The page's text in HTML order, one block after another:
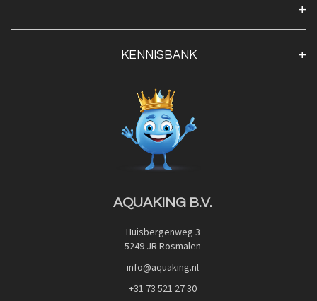
Openingstijden
Contact
Privacy Policy
Veilig betalen met:
KENNISBANK
Blog
Advies
Red Label Filter Series
Nishikigoi-Ô
JPD Japan Pet Design
AQUAKING B.V.
Huisbergenweg 3
5249 JR Rosmalen
info@aquaking.nl
+31 73 521 27 30